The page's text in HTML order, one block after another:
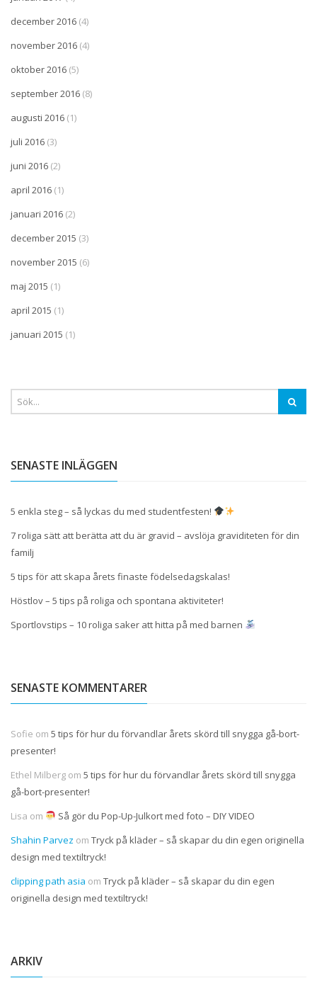
december 2016 (4)
november 2016 (4)
oktober 2016 (5)
september 2016 (8)
augusti 2016 (1)
juli 2016 (3)
juni 2016 (2)
april 2016 (1)
januari 2016 (2)
december 2015 (3)
november 2015 (6)
maj 2015 (1)
april 2015 (1)
januari 2015 (1)
SENASTE INLÄGGEN
5 enkla steg – så lyckas du med studentfesten!
7 roliga sätt att berätta att du är gravid – avslöja graviditeten för din
familj
5 tips för att skapa årets finaste födelsedagskalas!
Höstlov – 5 tips på roliga och spontana aktiviteter!
Sportlovstips – 10 roliga saker att hitta på med barnen
SENASTE KOMMENTARER
Sofie om 5 tips för hur du förvandlar årets skörd till snygga gå-bort-
presenter!
Ethel Milberg om 5 tips för hur du förvandlar årets skörd till snygga
gå-bort-presenter!
Lisa om
Så gör du Pop-Up-Julkort med foto – DIY VIDEO
Shahin Parvez om Tryck på kläder – så skapar du din egen originella
design med textiltryck!
clipping path asia om Tryck på kläder – så skapar du din egen
originella design med textiltryck!
ARKIV